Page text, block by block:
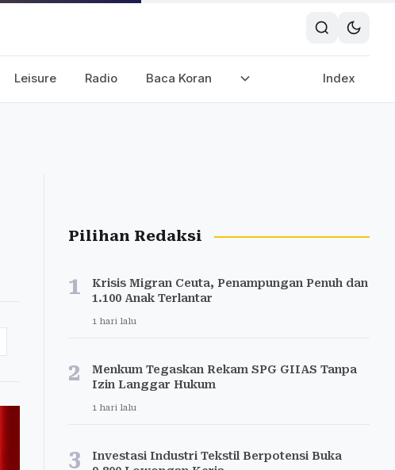
Leisure Radio Baca Koran Index
Pilihan Redaksi
1
Krisis Migran Ceuta, Penampungan Penuh dan
1.100 Anak Terlantar
1 hari lalu
2
Menkum Tegaskan Rekam SPG GIIAS Tanpa
Izin Langgar Hukum
1 hari lalu
3
Investasi Industri Tekstil Berpotensi Buka